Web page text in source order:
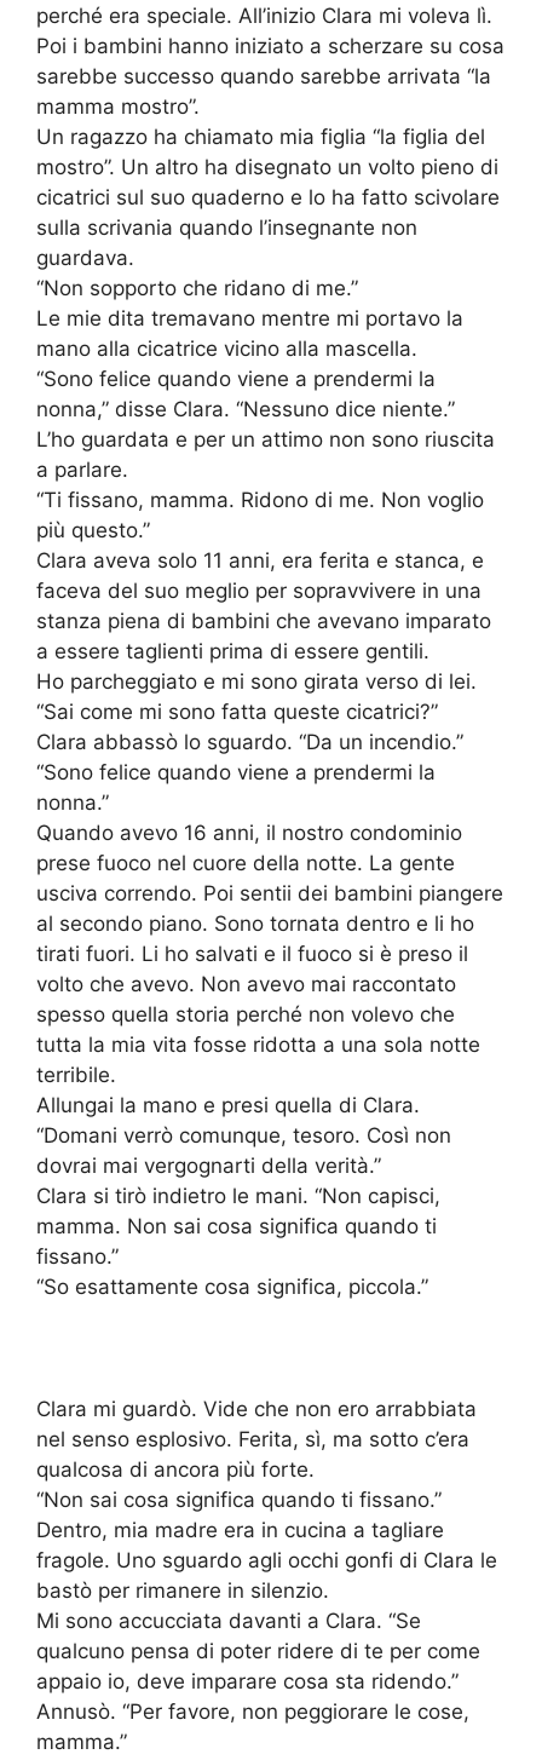
perché era speciale. All’inizio Clara mi voleva lì.
Poi i bambini hanno iniziato a scherzare su cosa
sarebbe successo quando sarebbe arrivata “la
mamma mostro”.
Un ragazzo ha chiamato mia figlia “la figlia del
mostro”. Un altro ha disegnato un volto pieno di
cicatrici sul suo quaderno e lo ha fatto scivolare
sulla scrivania quando l’insegnante non
guardava.
“Non sopporto che ridano di me.”
Le mie dita tremavano mentre mi portavo la
mano alla cicatrice vicino alla mascella.
“Sono felice quando viene a prendermi la
nonna,” disse Clara. “Nessuno dice niente.”
L’ho guardata e per un attimo non sono riuscita
a parlare.
“Ti fissano, mamma. Ridono di me. Non voglio
più questo.”
Clara aveva solo 11 anni, era ferita e stanca, e
faceva del suo meglio per sopravvivere in una
stanza piena di bambini che avevano imparato
a essere taglienti prima di essere gentili.
Ho parcheggiato e mi sono girata verso di lei.
“Sai come mi sono fatta queste cicatrici?”
Clara abbassò lo sguardo. “Da un incendio.”
“Sono felice quando viene a prendermi la
nonna.”
Quando avevo 16 anni, il nostro condominio
prese fuoco nel cuore della notte. La gente
usciva correndo. Poi sentii dei bambini piangere
al secondo piano. Sono tornata dentro e li ho
tirati fuori. Li ho salvati e il fuoco si è preso il
volto che avevo. Non avevo mai raccontato
spesso quella storia perché non volevo che
tutta la mia vita fosse ridotta a una sola notte
terribile.
Allungai la mano e presi quella di Clara.
“Domani verrò comunque, tesoro. Così non
dovrai mai vergognarti della verità.”
Clara si tirò indietro le mani. “Non capisci,
mamma. Non sai cosa significa quando ti
fissano.”
“So esattamente cosa significa, piccola.”
Clara mi guardò. Vide che non ero arrabbiata
nel senso esplosivo. Ferita, sì, ma sotto c’era
qualcosa di ancora più forte.
“Non sai cosa significa quando ti fissano.”
Dentro, mia madre era in cucina a tagliare
fragole. Uno sguardo agli occhi gonfi di Clara le
bastò per rimanere in silenzio.
Mi sono accucciata davanti a Clara. “Se
qualcuno pensa di poter ridere di te per come
appaio io, deve imparare cosa sta ridendo.”
Annusò. “Per favore, non peggiorare le cose,
mamma.”